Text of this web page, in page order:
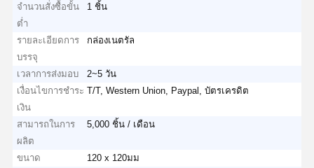
จำนวนสั่งซื้อขั้น
ต่ำ
1 ชิ้น
รายละเอียดการ
บรรจุ
กล่องเนตรัล
เวลาการส่งมอบ
2~5 วัน
เงื่อนไขการชำระ
เงิน
T/T, Western Union, Paypal, บัตรเครดิต
สามารถในการ
ผลิต
5,000 ชิ้น / เดือน
ขนาด
120 x 120มม